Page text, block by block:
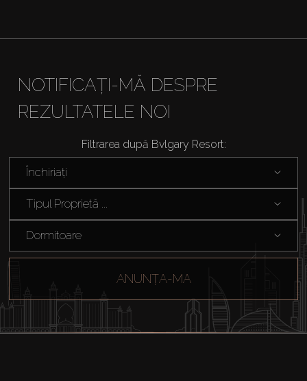
NOTIFICAȚI-MĂ DESPRE
REZULTATELE NOI
Filtrarea după Bvlgary Resort:
Închiriați
Tipul Proprietă ...
Dormitoare
ANUNȚA-MA